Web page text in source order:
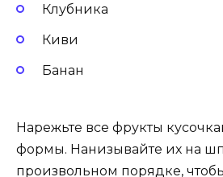
Клубника
Киви
Банан
Нарежьте все фрукты
формы. Нанизывайте их на
произвольном порядке,